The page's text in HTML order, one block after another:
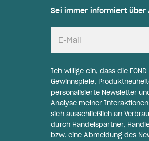
Sei immer informiert über
E-Mail
Ich willige ein, dass die
Gewinnspiele,
personalisierte Newsletter
Analyse meiner
sich ausschließlich an
durch Handelspartner,
bzw. eine Abmeldung des